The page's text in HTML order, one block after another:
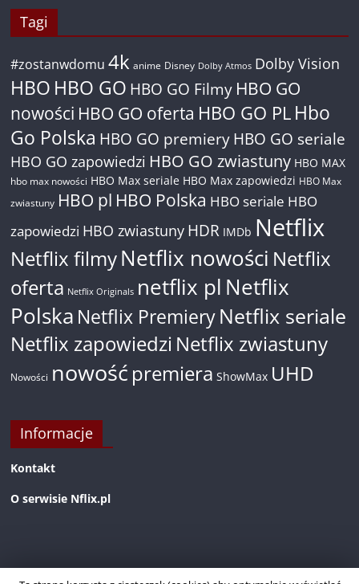
Tagi
#zostanwdomu 4k anime Disney Dolby Atmos Dolby Vision
HBO HBO GO HBO GO Filmy HBO GO
nowości HBO GO oferta HBO GO PL Hbo
Go Polska HBO GO premiery HBO GO seriale
HBO GO zapowiedzi HBO GO zwiastuny HBO MAX
hbo max nowości HBO Max seriale HBO Max zapowiedzi HBO Max
zwiastuny HBO pl HBO Polska HBO seriale HBO
zapowiedzi HBO zwiastuny HDR IMDb Netflix
Netflix filmyNetflix nowości Netflix
oferta Netflix Originals netflix pl Netflix
Polska Netflix PremieryNetflix seriale
Netflix zapowiedzi Netflix zwiastuny
Nowości nowość premiera ShowMax UHD
Informacje
Kontakt
O serwisie Nflix.pl